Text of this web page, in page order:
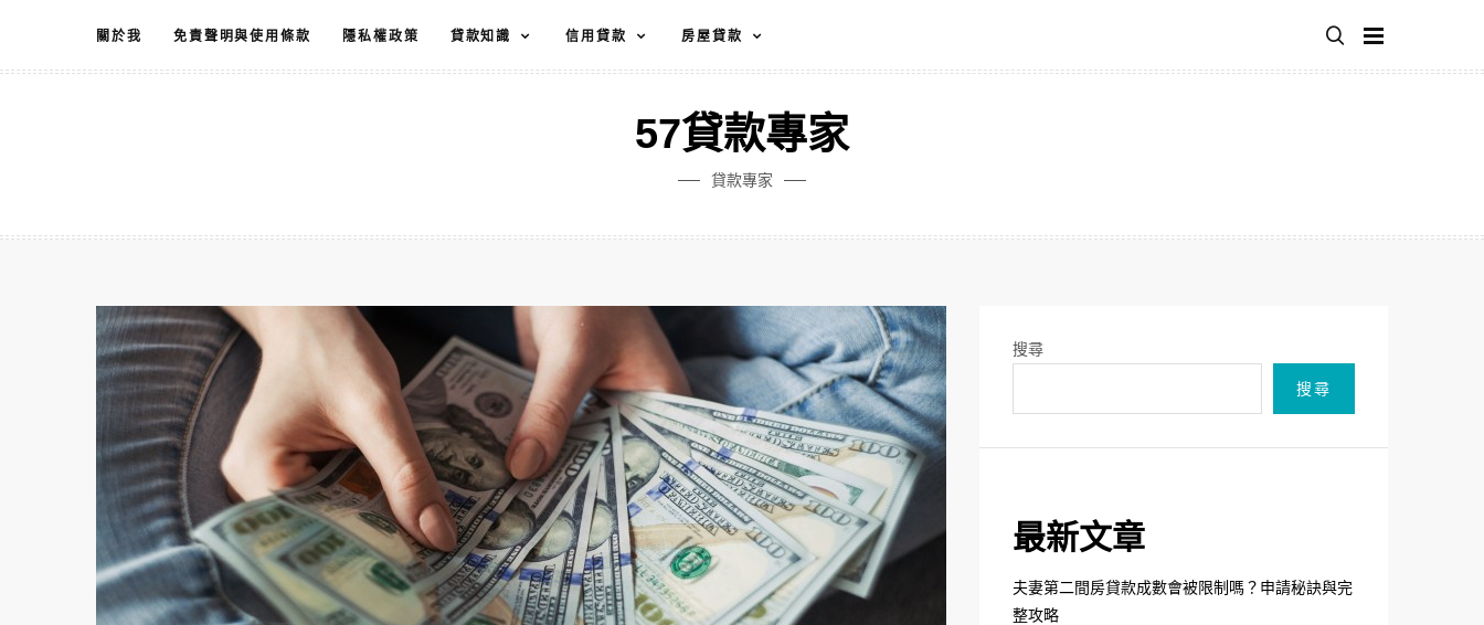
主
關於我 免責聲明與使用條款 隱私權政策 貸款知識 信用貸款 房屋貸款
57貸款專家
貸款專家
搜尋
搜尋
最新文章
夫妻第二間房貸款成數會被限制嗎？申請秘訣與完
整攻略